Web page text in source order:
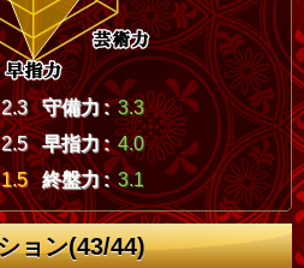
2.3 守備力 : 3.3
2.5 早指力 : 4.0
1.5 終盤力 : 3.1
ョン(43/44)